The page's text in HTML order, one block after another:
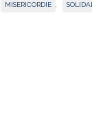
MISERICORDIE